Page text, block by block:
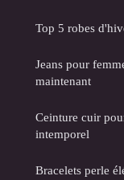
Top 5 robes
Jeans pour
maintenant
Ceinture cuir
intemporel
Bracelets perle